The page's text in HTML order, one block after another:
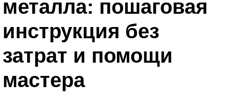
металла: пошаговая
инструкция без
затрат и помощи
мастера